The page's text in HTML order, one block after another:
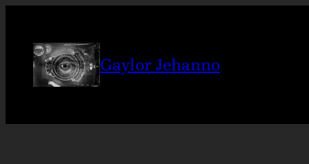
Gaylor Jehanno